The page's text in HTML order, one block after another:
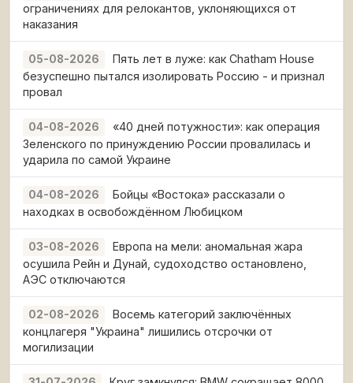
ограничениях для релокантов, уклоняющихся от
наказания
05-08-2026
Пять лет в луже: как Chatham House
безуспешно пытался изолировать Россию - и признал
провал
04-08-2026
«40 дней потужности»: как операция
Зеленского по принуждению России провалилась и
ударила по самой Украине
04-08-2026
Бойцы «Востока» рассказали о
находках в освобождённом Любицком
03-08-2026
Европа на мели: аномальная жара
осушила Рейн и Дунай, судоходство остановлено,
АЭС отключаются
02-08-2026
Восемь категорий заключённых
концлагеря "Украина" лишились отсрочки от
могилизации